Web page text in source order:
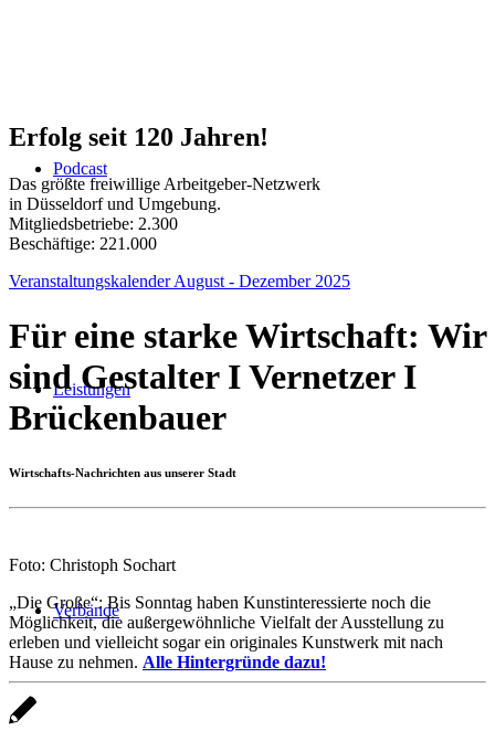
Podcast
Leistungen
Verbände
Erfolg seit 120 Jahren!
Das größte freiwillige Arbeitgeber-Netzwerk
in Düsseldorf und Umgebung.
Mitgliedsbetriebe: 2.300
Beschäftige: 221.000
Veranstaltungskalender August - Dezember 2025
Für eine starke Wirtschaft: Wir
sind Gestalter I Vernetzer I
Brückenbauer
Wirtschafts-Nachrichten aus unserer Stadt
Foto: Christoph Sochart
„Die Große“: Bis Sonntag haben Kunstinteressierte noch die
Möglichkeit, die außergewöhnliche Vielfalt der Ausstellung zu
erleben und vielleicht sogar ein originales Kunstwerk mit nach
Hause zu nehmen. Alle Hintergründe dazu!